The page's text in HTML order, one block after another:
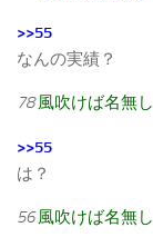
>>55
なんの実績？
78 風吹けば名無し
>>55
は？
56 風吹けば名無し